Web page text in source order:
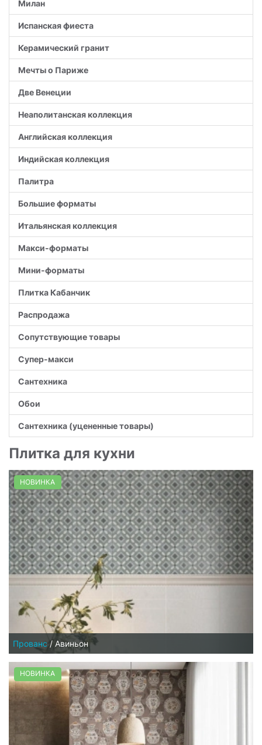
Милан
Испанская фиеста
Керамический гранит
Мечты о Париже
Две Венеции
Неаполитанская коллекция
Английская коллекция
Индийская коллекция
Палитра
Большие форматы
Итальянская коллекция
Макси-форматы
Мини-форматы
Плитка Кабанчик
Распродажа
Сопутствующие товары
Супер-макси
Сантехника
Обои
Сантехника (уцененные товары)
Плитка для кухни
НОВИНКА
Прованс / Авиньон
НОВИНКА